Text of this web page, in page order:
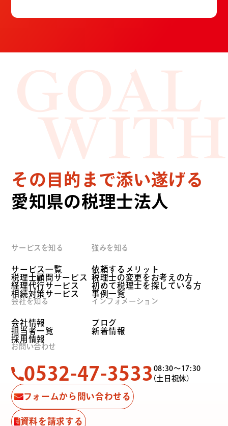
GOAL
WITH
その目的まで添い遂げる
愛知県の税理士法人
サービスを知る
サービス一覧
税理士顧問サービス
経理代行サービス
相続対策サービス
強みを知る
依頼するメリット
税理士の変更をお考えの方
初めて税理士を探している方
事例一覧
会社を知る
会社情報
担当者一覧
採用情報
インフォメーション
ブログ
新着情報
お問い合わせ
0532-47-3533 08:30〜17:30
（土日祝休）
フォームから問い合わせる
資料を請求する